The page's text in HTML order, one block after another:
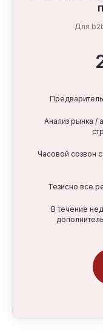
Для
Анализ рынка /
Часовой созвон
Тезисно все
В течение